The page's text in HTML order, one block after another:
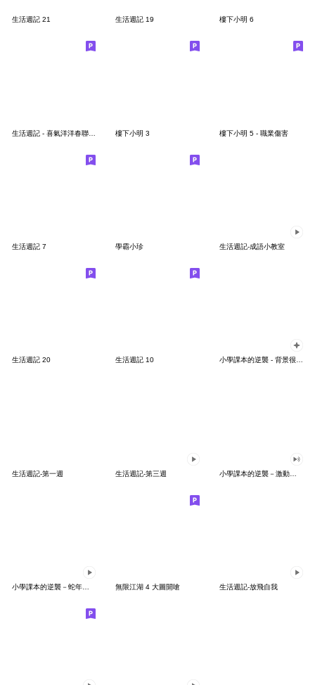
生活週記 21 生活週記 19 樓下小明 6
樓下小明 3 樓下小明 5 - 職業傷害
生活週記 7 學霸小珍 生活週記-成語小教室
生活週記 20 生活週記 10 小學課本的逆襲 - 背景很忙的特效貼圖
生活週記-第一週 生活週記-第三週 小學課本的逆襲－激動的孩子們
無限江湖 4 大圖開嗆 生活週記-放飛自我